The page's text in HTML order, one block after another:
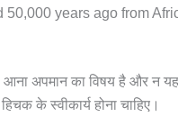
years ago from
अपमान का विषय है और न यहाँ
के स्वीकार्य होना चाहिए।